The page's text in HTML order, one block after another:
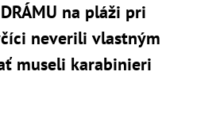
na pláži pri
neverili vlastným
museli karabinieri